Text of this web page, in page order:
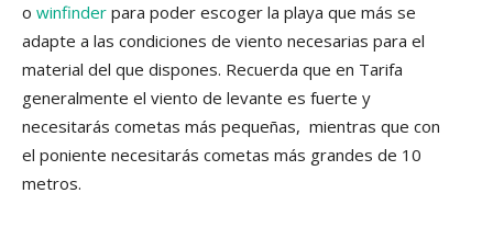
o winfinder para poder escoger la playa que más se
adapte a las condiciones de viento necesarias para el
material del que dispones. Recuerda que en Tarifa
generalmente el viento de levante es fuerte y
necesitarás cometas más pequeñas, mientras que con
el poniente necesitarás cometas más grandes de 10
metros.